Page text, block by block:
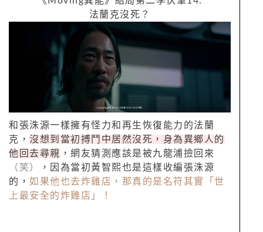
法蘭克沒死？
和張洙源一樣擁有怪力和再生恢復能力的法蘭
克， 沒想到當初搏鬥中居然沒死，身為異鄉人的
他回去尋親 ，網友猜測應該是被九龍浦撿回來
（笑）
，因為當初黃智熙也是這樣收編張洙源
的， 如果他也去炸雞店，那真的是名符其實「世
上最安全的炸雞店」！